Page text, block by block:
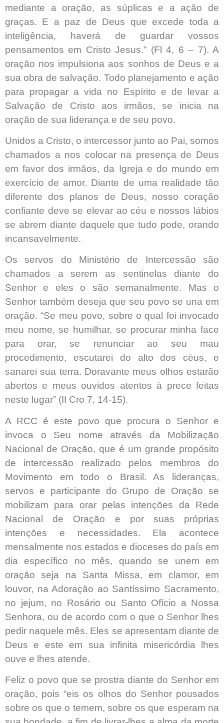
mediante a oração, as súplicas e a ação de
graças. E a paz de Deus que excede toda a
inteligência, haverá de guardar vossos
pensamentos em Cristo Jesus.” (Fl 4, 6 – 7). A
oração nos impulsiona aos sonhos de Deus e a
sua obra de salvação. Todo planejamento e ação
para propagar a vida no Espírito e de levar a
Salvação de Cristo aos irmãos, se inicia na
oração de sua liderança e de seu povo.
Unidos a Cristo, o intercessor junto ao Pai, somos
chamados a nos colocar na presença de Deus
em favor dos irmãos, da Igreja e do mundo em
exercício de amor. Diante de uma realidade tão
diferente dos planos de Deus, nosso coração
confiante deve se elevar ao céu e nossos lábios
se abrem diante daquele que tudo pode, orando
incansavelmente.
Os servos do Ministério de Intercessão são
chamados a serem as sentinelas diante do
Senhor e eles o são semanalmente. Mas o
Senhor também deseja que seu povo se una em
oração. “Se meu povo, sobre o qual foi invocado
meu nome, se humilhar, se procurar minha face
para orar, se renunciar ao seu mau
procedimento, escutarei do alto dos céus, e
sanarei sua terra. Doravante meus olhos estarão
abertos e meus ouvidos atentos à prece feitas
neste lugar” (II Cro 7, 14-15).
A RCC é este povo que procura o Senhor e
invoca o Seu nome através da Mobilização
Nacional de Oração, que é um grande propósito
de intercessão realizado pelos membros do
Movimento em todo o Brasil. As lideranças,
servos e participante do Grupo de Oração se
mobilizam para orar pelas intenções da Rede
Nacional de Oração e por suas próprias
intenções e necessidades. Ela acontece
mensalmente nos estados e dioceses do país em
dia específico no mês, quando se unem em
oração seja na Santa Missa, em clamor, em
louvor, na Adoração ao Santíssimo Sacramento,
no jejum, no Rosário ou Santo Ofício a Nossa
Senhora, ou de acordo com o que o Senhor lhes
pedir naquele mês. Eles se apresentam diante de
Deus e este em sua infinita misericórdia lhes
ouve e lhes atende.
Feliz o povo que se prostra diante do Senhor em
oração, pois “eis os olhos do Senhor pousados
sobre os que o temem, sobre os que esperam na